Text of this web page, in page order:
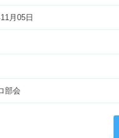
月05日
部会